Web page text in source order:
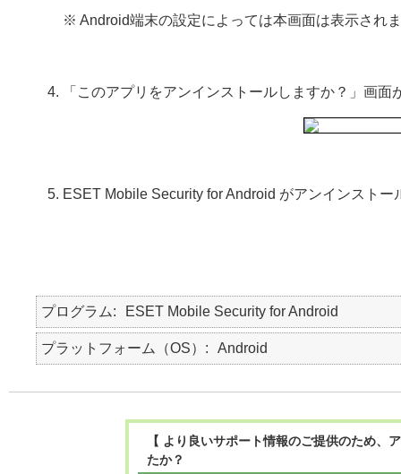
※ Android端末の設定によっては本画面は表示され
「このアプリをアンインストールしますか？」画
ESET Mobile Security for Android がアンインストー
プログラム ESET Mobile Security for Android
プラットフォーム（OS） Android
【 より良いサポート情報のご提供のため
たか？